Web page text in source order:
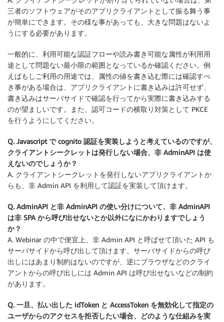
三者のソフトウェアがそのアプリクライアントとして振る舞う事
が簡単にできます。その様な事があっても、大きな問題はないよ
うにする必要があります。
一般的に、利用可能な認証フローや読み書き可能な属性が利用用
途として問題ない最小限の範囲となっているか確認ください。例
えばもしご利用の用途では、属性の値を書き込む際には確認すべ
き事がある場合は、アプリクライアントに書き込みは許可せず、
書き込みはサーバサイドで確認を行ってから実際に書き込みする
のが望ましいです。また、認可コードの横取り対策として PKCE
を行うようにしてください。
Q. Javascript で cognito 認証を実装しようと考えているのですが、
クライアントシークレットは発行しない場合、非 AdminAPI は使
えないのでしょうか？
A. クライアントシークレットを発行しないアプリクライアントか
らも、非 Admin API を利用して認証を実装して頂けます。
Q. AdminAPI と非 AdminAPI の使い分けについて、非 AdminAPI
は非 SPA から呼び出せないとか以外になにかわりますでしょう
か？
A. Webinar の中で便宜上、非 Admin API と呼ばせて頂いた API も
サーバサイドから呼び出して頂けます。サーバサイドからの呼び
出しにはあまり制約はないのですが、逆にブラウザなどのクライ
アントからの呼び出しには Admin API は呼び出せないなどの制約
があります。
Q. 一旦、払い出した idToken と AccessToken を無効化して指定の
ユーザからのアクセスを拒否したい場合、どのような仕組みを実